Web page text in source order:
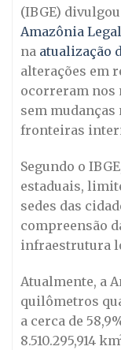
(IBGE) divulgou
Amazônia
na atualização
alterações em
ocorreram nos
sem mudanças
fronteiras
Segundo o
estaduais,
sedes das
compreensão
infraestrutura
Atualmente, a
quilômetros
a cerca de
8.510.295,914